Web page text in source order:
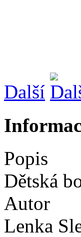
Další
Popis
Dětská
Autor
Lenka